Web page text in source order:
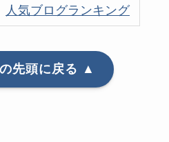
人気ブログランキング
先頭に戻る ▲